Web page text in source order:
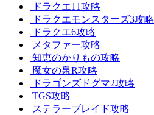
ドラクエ11攻略
ドラクエモンスターズ3攻略
ドラクエ6攻略
メタファー攻略
知恵のかりもの攻略
魔女の泉R攻略
ドラゴンズドグマ2攻略
TGS攻略
ステラーブレイド攻略